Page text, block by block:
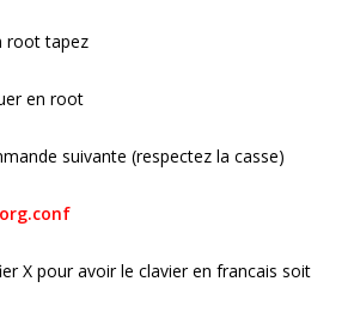
root tapez
en root
suivante (respectez la casse)
X pour avoir le clavier en francais soit